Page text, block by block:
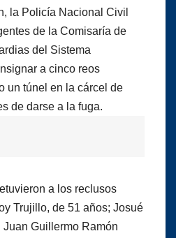
la Policía Nacional Civil
de la Comisaría de
del Sistema
a cinco reos
un túnel en la cárcel de
de darse a la fuga.
a los reclusos
Trujillo, de 51 años; Josué
Juan Guillermo Ramón